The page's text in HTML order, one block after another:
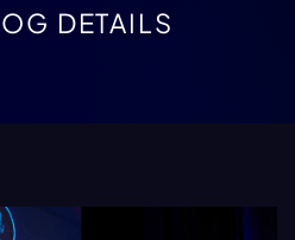
DETAILS